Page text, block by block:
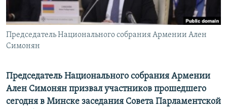
Все сайты Радио Азатутюн
Председатель Национального собрания Армении Ален
Симонян
Председатель Национального собрания Армении
Ален Симонян призвал участников прошедшего
сегодня в Минске заседания Совета Парламентской